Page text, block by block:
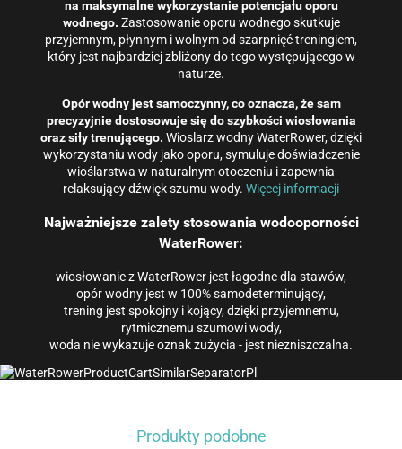
na maksymalne wykorzystanie potencjału oporu
wodnego. Zastosowanie oporu wodnego skutkuje
przyjemnym, płynnym i wolnym od szarpnięć treningiem,
który jest najbardziej zbliżony do tego występującego w
naturze.
Opór wodny jest samoczynny, co oznacza, że ​​sam
precyzyjnie dostosowuje się do szybkości wiosłowania
oraz siły trenującego. Wioslarz wodny WaterRower, dzięki
wykorzystaniu wody jako oporu, symuluje doświadczenie
wioślarstwa w naturalnym otoczeniu i zapewnia
relaksujący dźwięk szumu wody. Więcej informacji
Najważniejsze zalety stosowania wodooporności
WaterRower:
wiosłowanie z WaterRower jest łagodne dla stawów,
opór wodny jest w 100% samodeterminujący,
trening jest spokojny i kojący, dzięki przyjemnemu,
rytmicznemu szumowi wody,
woda nie wykazuje oznak zużycia - jest niezniszczalna.
Produkty podobne